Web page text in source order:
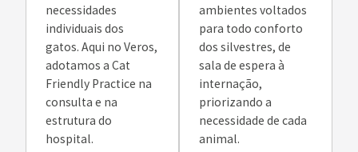
necessidades
individuais dos
gatos. Aqui no Veros,
adotamos a Cat
Friendly Practice na
consulta e na
estrutura do
hospital.
ambientes voltados
para todo conforto
dos silvestres, de
sala de espera à
internação,
priorizando a
necessidade de cada
animal.